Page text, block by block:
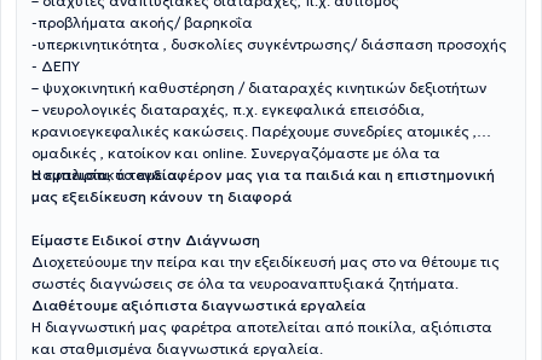
-προβλήματα ακοής/ βαρηκοΐα
-υπερκινητικότητα , δυσκολίες συγκέντρωσης/ διάσπαση προσοχής
- ΔΕΠΥ
– ψυχοκινητική καθυστέρηση / διαταραχές κινητικών δεξιοτήτων
– νευρολογικές διαταραχές, π.χ. εγκεφαλικά επεισόδια,
κρανιοεγκεφαλικές κακώσεις. Παρέχουμε συνεδρίες ατομικές ,
ομαδικές , κατοίκον και online. Συνεργαζόμαστε με όλα τα
ασφαλιστικά ταμεία.
Η εμπειρία, το ενδιαφέρον μας για τα παιδιά και η επιστημονική
μας εξειδίκευση κάνουν τη διαφορά
Είμαστε Ειδικοί στην Διάγνωση
Διοχετεύουμε την πείρα και την εξειδίκευσή μας στο να θέτουμε τις
σωστές διαγνώσεις σε όλα τα νευροαναπτυξιακά ζητήματα.
Διαθέτουμε αξιόπιστα διαγνωστικά εργαλεία
Η διαγνωστική μας φαρέτρα αποτελείται από ποικίλα, αξιόπιστα
και σταθμισμένα διαγνωστικά εργαλεία.